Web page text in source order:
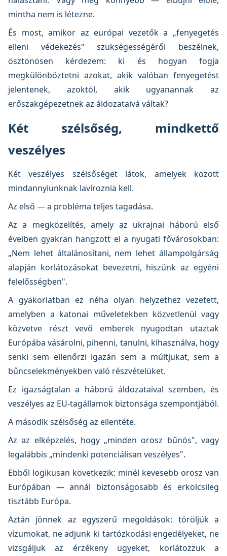
mintha nem is létezne.
És most, amikor az európai vezetők a „fenyegetés
elleni védekezés" szükségességéről beszélnek,
ösztönösen kérdezem: ki és hogyan fogja
megkülönböztetni azokat, akik valóban fenyegetést
jelentenek, azoktól, akik ugyanannak az
erőszakgépezetnek az áldozataivá váltak?
Két szélsőség, mindkettő
veszélyes
Két veszélyes szélsőséget látok, amelyek között
mindannyiunknak lavíroznia kell.
Az első — a probléma teljes tagadása.
Az a megközelítés, amely az ukrajnai háború első
éveiben gyakran hangzott el a nyugati fővárosokban:
„Nem lehet általánosítani, nem lehet állampolgárság
alapján korlátozásokat bevezetni, hiszünk az egyéni
felelősségben".
A gyakorlatban ez néha olyan helyzethez vezetett,
amelyben a katonai műveletekben közvetlenül vagy
közvetve részt vevő emberek nyugodtan utaztak
Európába vásárolni, pihenni, tanulni, kihasználva, hogy
senki sem ellenőrzi igazán sem a múltjukat, sem a
bűncselekményekben való részvételüket.
Ez igazságtalan a háború áldozataival szemben, és
veszélyes az EU-tagállamok biztonsága szempontjából.
A második szélsőség az ellentéte.
Az az elképzelés, hogy „minden orosz bűnös", vagy
legalábbis „mindenki potenciálisan veszélyes".
Ebből logikusan következik: minél kevesebb orosz van
Európában — annál biztonságosabb és erkölcsileg
tisztább Európa.
Aztán jönnek az egyszerű megoldások: töröljük a
vízumokat, ne adjunk ki tartózkodási engedélyeket, ne
vizsgáljuk az érzékeny ügyeket, korlátozzuk a